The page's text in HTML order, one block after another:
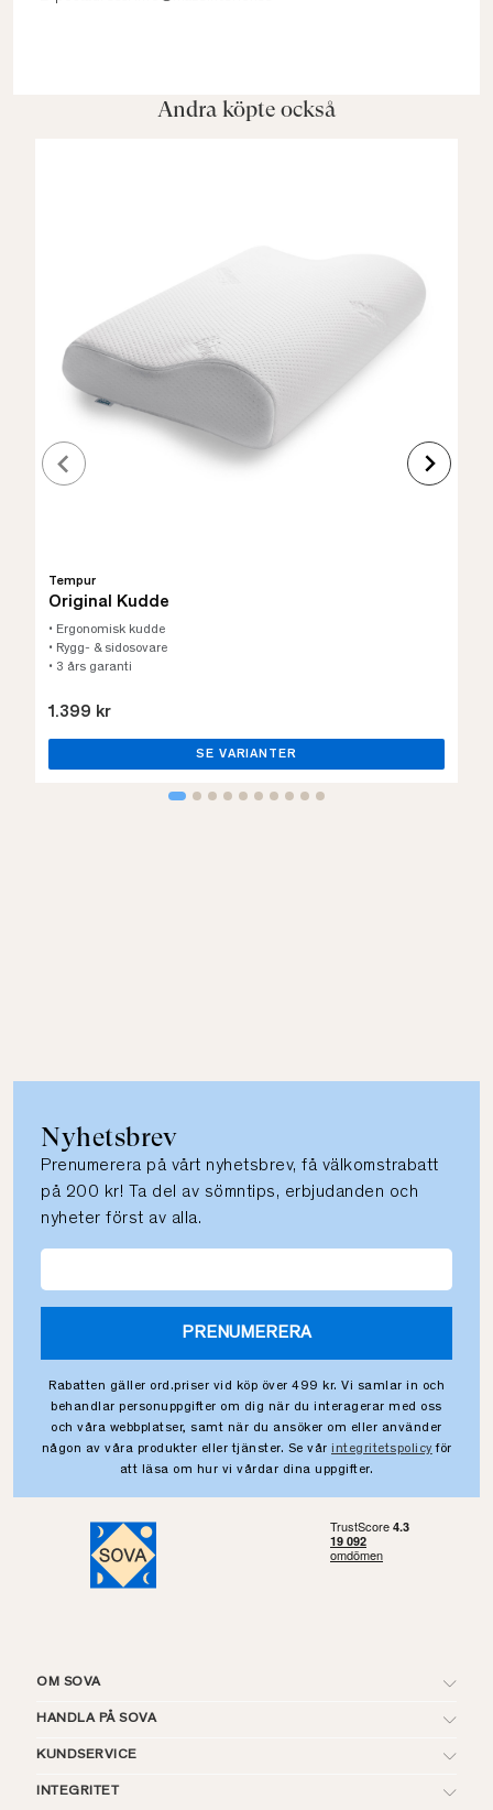
Andra köpte också
Tempur
Original Kudde
• Ergonomisk kudde
• Rygg- & sidosovare
• 3 års garanti
1.399 kr
SE VARIANTER
Nyhetsbrev
Prenumerera på vårt nyhetsbrev, få välkomstrabatt
på 200 kr! Ta del av sömntips, erbjudanden och
nyheter först av alla.
PRENUMERERA
Rabatten gäller ord.priser vid köp över 499 kr. Vi samlar in och
behandlar personuppgifter om dig när du interagerar med oss
och våra webbplatser, samt när du ansöker om eller använder
någon av våra produkter eller tjänster. Se vår integritetspolicy för
att läsa om hur vi vårdar dina uppgifter.
OM SOVA
HANDLA PÅ SOVA
KUNDSERVICE
INTEGRITET